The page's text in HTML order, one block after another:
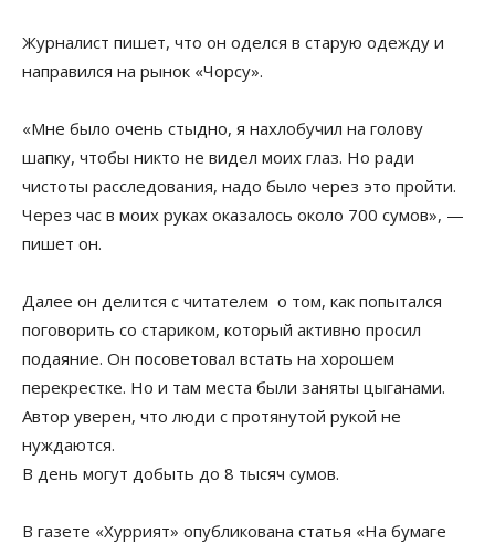
Журналист пишет, что он оделся в старую одежду и
направился на рынок «Чорсу».
«Мне было очень стыдно, я нахлобучил на голову
шапку, чтобы никто не видел моих глаз. Но ради
чистоты расследования, надо было через это пройти.
Через час в моих руках оказалось около 700 сумов», —
пишет он.
Далее он делится с читателем о том, как попытался
поговорить со стариком, который активно просил
подаяние. Он посоветовал встать на хорошем
перекрестке. Но и там места были заняты цыганами.
Автор уверен, что люди с протянутой рукой не
нуждаются.
В день могут добыть до 8 тысяч сумов.
В газете «Хуррият» опубликована статья «На бумаге